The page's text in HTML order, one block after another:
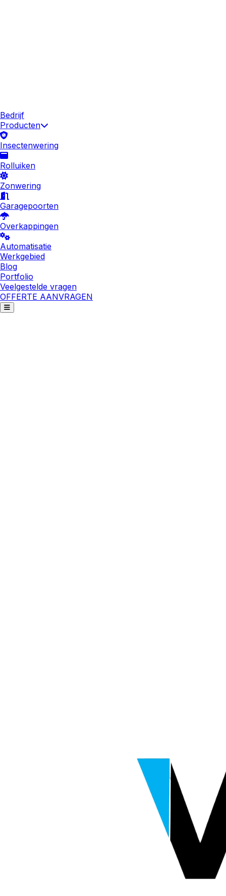
Bedrijf
Producten
Insectenwering
Rolluiken
Zonwering
Garagepoorten
Overkappingen
Automatisatie
Werkgebied
Blog
Portfolio
Veelgestelde vragen
OFFERTE AANVRAGEN